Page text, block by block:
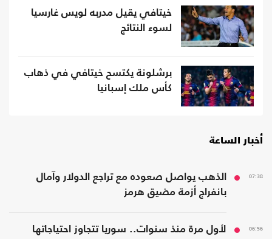
خيتافي يقيل مدربه لويس غارسيا
لسوء النتائج
برشلونة يكتسح خيتافي في ذهاب
كأس ملك إسبانيا
أخبار الساعة
07:38
الذهب يواصل صعوده مع تراجع الدولار وآمال
بانفراج أزمة مضيق هرمز
06:56
لأول مرة منذ سنوات.. سوريا تتجاوز احتياجاتها